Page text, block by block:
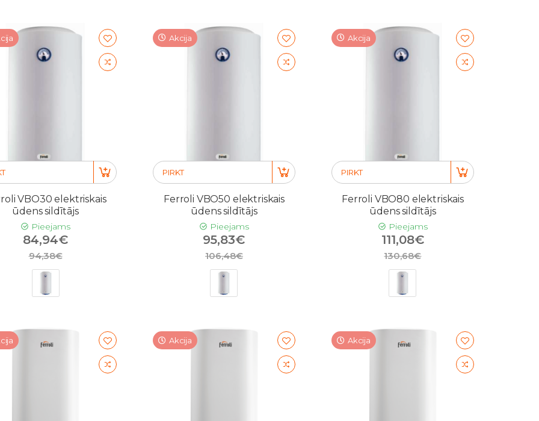
VBO30 elektriskais
ūdens sildītājs
Pieejams
84,94€
94,38€
Akcija
PIRKT
Ferroli VBO50 elektriskais
ūdens sildītājs
Pieejams
95,83€
106,48€
Akcija
PIRKT
Ferroli VBO80 elektriskais
ūdens sildītājs
Pieejams
111,08€
130,68€
Akcija Akcija